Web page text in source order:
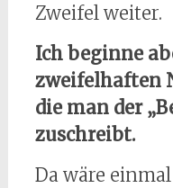
Zweifel weiter.
Ich beginne
zweifelhaften
die man der
zuschreibt.
Da wäre